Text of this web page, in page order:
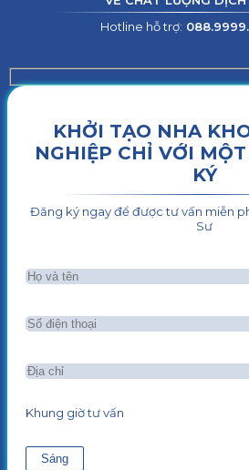
Hotline hỗ trợ:
KHỞI TẠO NHA
NGHIỆP CHỈ VỚI
KÝ
Đăng ký ngay để được tư vấn miễn
Sư
Khung giờ tư vấn
Sáng